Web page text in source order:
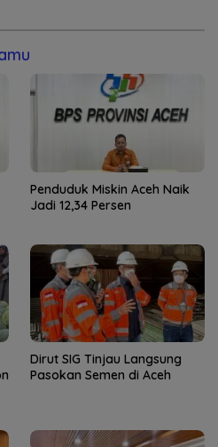
Penduduk Miskin Aceh Naik
Jadi 12,34 Persen
Dirut SIG Tinjau Langsung
Pasokan Semen di Aceh